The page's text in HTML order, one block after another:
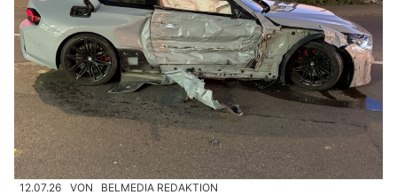
12.07.26 VON BELMEDIA REDAKTION